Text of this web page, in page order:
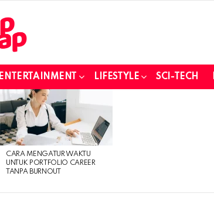
ENTERTAINMENT LIFESTYLE SCI-TECH
CARA MENGATUR WAKTU
UNTUK PORTFOLIO CAREER
TANPA BURNOUT